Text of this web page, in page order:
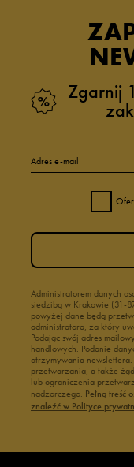
4
1
Jak zbieramy
Zgarnij
Adres e-mail
Administratorem danych
siedzibą w Krakowie (31-
powyżej dane będą
administratora, za który
Podając swój adres
handlowych. Podanie
otrzymywania
przetwarzania, a także
lub ograniczenia
nadzorczego. Pełną treść
znaleźć w Polityce